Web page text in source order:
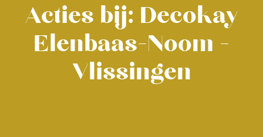
Acties bij: Decokay
Elenbaas-Noom -
Vlissingen